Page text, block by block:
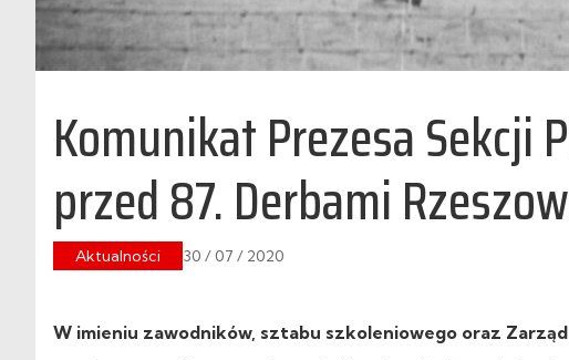
Komunikat Prezesa Sekcji
przed 87. Derbami
Aktualności 30 / 07 / 2020
W imieniu zawodników, sztabu szkoleniowego oraz